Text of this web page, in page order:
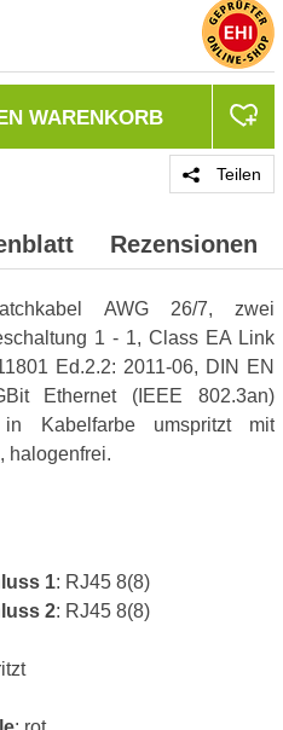
WARENKORB
Teilen
Rezensionen
AWG 26/7, zwei
1 - 1, Class EA Link
Ed.2.2: 2011-06, DIN EN
Ethernet (IEEE 802.3an)
in Kabelfarbe umspritzt mit
halogenfrei.
1: RJ45 8(8)
2: RJ45 8(8)